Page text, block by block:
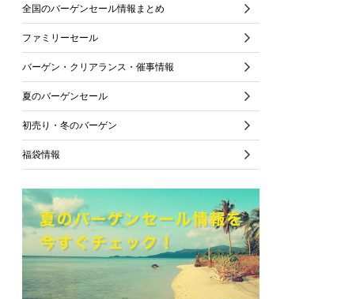
全国のバーゲンセール情報まとめ
ファミリーセール
バーゲン・クリアランス・催事情報
夏のバーゲンセール
初売り・冬のバーゲン
福袋情報